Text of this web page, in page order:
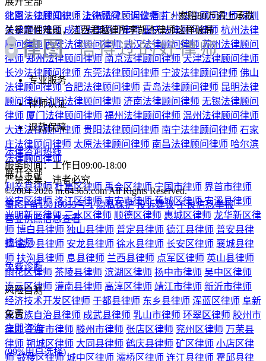
庄法律顾问律师 太原法律顾问律师 南昌法律顾问律师 哈尔滨
法律顾问律师
展开全部
利辛县律师 杜集区律师 禹会区律师 宁国市律师 界首市律师
裕安区律师 洛江区律师 南安市律师 蕉城区律师 安溪县律师
光明新区律师 三水区律师 顺德区律师 惠城区律师 龙华新区律
师 博白县律师 独山县律师 普定县律师 德江县律师 普安县律
师 金沙县律师 安龙县律师 徐水县律师 长安区律师 襄城县律
师
扶沟县律师 息县律师 兰西县律师 点军区律师 英山县律师
雨花区律师 茶陵县律师 滨湖区律师 扬中市律师 吴中区律师
连云区律师 灌南县律师
经济技术开发区律师 于都县律师
蒙古族自治县律师 成武县律师 乳山市律师 环翠区律师 胶州市
律师 平度市律师 滕州市律师 张店区律师 兖州区律师 万荣县
律师 朔城区律师 大同县律师 鹤庆县律师 矿区律师 小店区律
师 鼓楼区律师 城中区律师 灞桥区律师 连江县律师 霍邱县律
师 内黄县律师 石狮市律师 射洪县律师
展开全部
法律咨询热线
服务时间：工作日09:00-18:00
严禁采集，违者必究
©2004-2026 m.64365.com All Rights Reserved.
蜀ICP备15018055号-1 隐私保护 投诉建议 不良信息举报
营业执照信息查看
找律师
免费诊断
风险自测
免费
立即咨询
(99%用户选择)
已经到底啦~
还有疑问，建议直接问律师
6218位律师在线
立即问律师
苏州用户4分钟前提交了咨询
15****7560用户1分钟前提交了咨询
苏州用户4分钟前提交了咨询
宿迁用户1分钟前提交了咨询
18****5722用户1分钟前提交了咨询